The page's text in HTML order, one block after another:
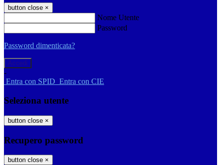
button close ×
Nome Utente
Password
Password dimenticata?
-
Entra con SPID Entra con CIE
Seleziona utente
button close ×
Recupero password
button close ×